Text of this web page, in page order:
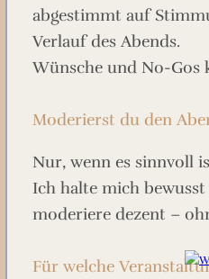
abgestimmt auf
Verlauf des Abends.
Wünsche und No-
Moderierst du den
Nur, wenn es sinnvoll
Ich halte mich
moderiere dezent –
Für welche